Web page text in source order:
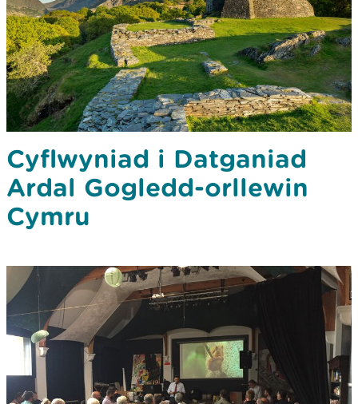
Cyflwyniad i Datganiad
Ardal Gogledd-orllewin
Cymru